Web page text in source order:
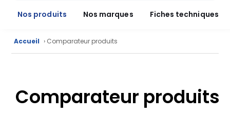
produits
CAD/3D
Nos produits
Nos marques Fiches techniques
Accueil › Comparateur produits
Comparateur produits